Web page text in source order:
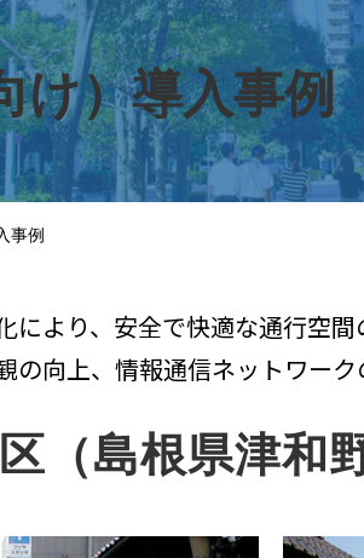
け）導入事例
事例
により、安全で快適な通行空
の向上、情報通信ネットワー
（島根県津和